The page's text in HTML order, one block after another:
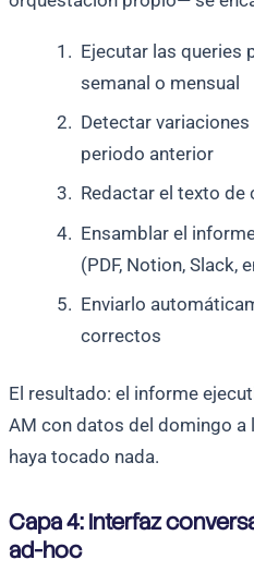
Ejecutar las queries
semanal o mensual
Detectar
periodo anterior
Redactar el texto de
Ensamblar el
(PDF, Notion, Slack,
Enviarlo
correctos
El resultado: el informe
AM con datos del domingo a
haya tocado nada.
Capa 4: Interfaz
ad-hoc